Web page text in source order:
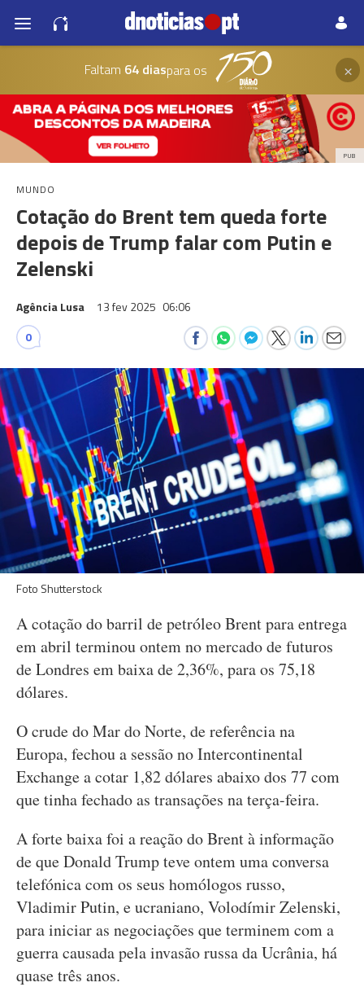
Faltam 64 diaspara os ×
PUB
MUNDO
Cotação do Brent tem queda forte
depois de Trump falar com Putin e
Zelenski
Agência Lusa 13 fev 2025 06:06
0
Foto Shutterstock
A cotação do barril de petróleo Brent para entrega
em abril terminou ontem no mercado de futuros
de Londres em baixa de 2,36%, para os 75,18
dólares.
O crude do Mar do Norte, de referência na
Europa, fechou a sessão no Intercontinental
Exchange a cotar 1,82 dólares abaixo dos 77 com
que tinha fechado as transações na terça-feira.
A forte baixa foi a reação do Brent à informação
de que Donald Trump teve ontem uma conversa
telefónica com os seus homólogos russo,
Vladimir Putin, e ucraniano, Volodímir Zelenski,
para iniciar as negociações que terminem com a
guerra causada pela invasão russa da Ucrânia, há
quase três anos.